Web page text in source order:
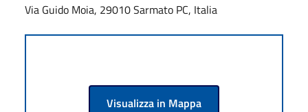
Via Guido Moia, 29010 Sarmato PC, Italia
Visualizza in Mappa